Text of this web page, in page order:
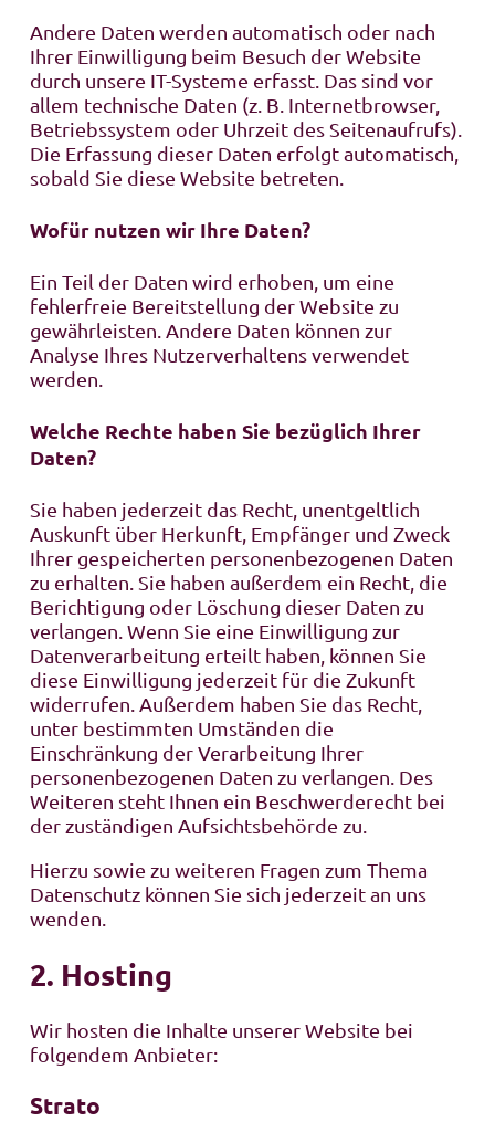
Andere Daten werden automatisch oder nach
Ihrer Einwilligung beim Besuch der Website
durch unsere IT-Systeme erfasst. Das sind vor
allem technische Daten (z. B. Internetbrowser,
Betriebssystem oder Uhrzeit des Seitenaufrufs).
Die Erfassung dieser Daten erfolgt automatisch,
sobald Sie diese Website betreten.
Wofür nutzen wir Ihre Daten?
Ein Teil der Daten wird erhoben, um eine
fehlerfreie Bereitstellung der Website zu
gewährleisten. Andere Daten können zur
Analyse Ihres Nutzerverhaltens verwendet
werden.
Welche Rechte haben Sie bezüglich Ihrer
Daten?
Sie haben jederzeit das Recht, unentgeltlich
Auskunft über Herkunft, Empfänger und Zweck
Ihrer gespeicherten personenbezogenen Daten
zu erhalten. Sie haben außerdem ein Recht, die
Berichtigung oder Löschung dieser Daten zu
verlangen. Wenn Sie eine Einwilligung zur
Datenverarbeitung erteilt haben, können Sie
diese Einwilligung jederzeit für die Zukunft
widerrufen. Außerdem haben Sie das Recht,
unter bestimmten Umständen die
Einschränkung der Verarbeitung Ihrer
personenbezogenen Daten zu verlangen. Des
Weiteren steht Ihnen ein Beschwerderecht bei
der zuständigen Aufsichtsbehörde zu.
Hierzu sowie zu weiteren Fragen zum Thema
Datenschutz können Sie sich jederzeit an uns
wenden.
2. Hosting
Wir hosten die Inhalte unserer Website bei
folgendem Anbieter:
Strato